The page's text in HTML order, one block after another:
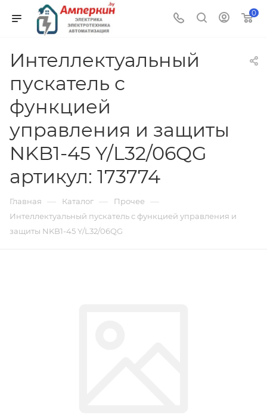
0
Интеллектуальный
пускатель с
функцией
управления и защиты
NKB1-45 Y/L32/06QG
артикул: 173774
Главная — Каталог — Прочее —
Интеллектуальный пускатель с функцией управления и
защиты NKB1-45 Y/L32/06QG